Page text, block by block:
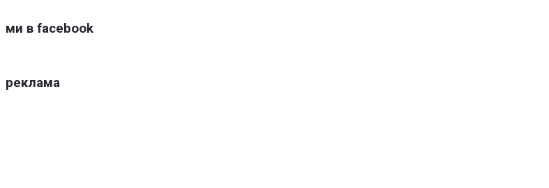
ми в facebook
реклама